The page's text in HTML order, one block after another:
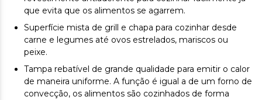
que evita que os alimentos se agarrem.
Superfície mista de grill e chapa para cozinhar desde
carne e legumes até ovos estrelados, mariscos ou
peixe.
Tampa rebatível de grande qualidade para emitir o calor
de maneira uniforme. A função é igual a de um forno de
convecção, os alimentos são cozinhados de forma